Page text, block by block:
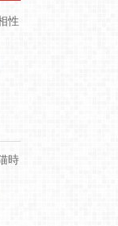
性
時